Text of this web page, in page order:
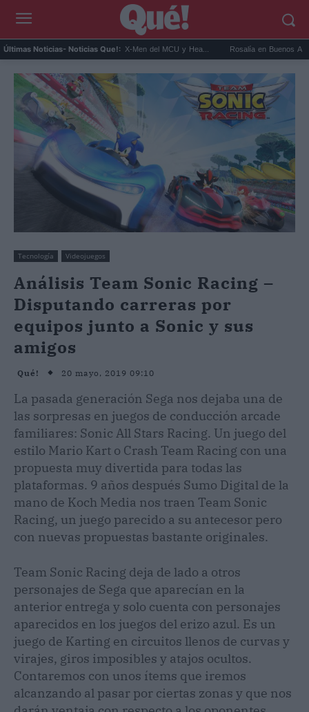
Últimas Noticias- Noticias Que!:
será Cíclope en los X-Men del MCU y Hea... Rosalía en Buenos Aires: detiene
Tecnología Videojuegos
Análisis Team Sonic Racing –
Disputando carreras por
equipos junto a Sonic y sus
amigos
Qué! 20 mayo, 2019 09:10
La pasada generación Sega nos dejaba una de
las sorpresas en juegos de conducción arcade
familiares: Sonic All Stars Racing. Un juego del
estilo Mario Kart o Crash Team Racing con una
propuesta muy divertida para todas las
plataformas. 9 años después Sumo Digital de la
mano de Koch Media nos traen Team Sonic
Racing, un juego parecido a su antecesor pero
con nuevas propuestas bastante originales.
Team Sonic Racing deja de lado a otros
personajes de Sega que aparecían en la
anterior entrega y solo cuenta con personajes
aparecidos en los juegos del erizo azul. Es un
juego de Karting en circuitos llenos de curvas y
virajes, giros imposibles y atajos ocultos.
Contaremos con unos ítems que iremos
alcanzando al pasar por ciertas zonas y que nos